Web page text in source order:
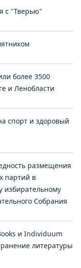
с "Тверью"
более 3500
и Ленобласти
спорт и здоровый
размещения
партий в
избирательному
Собрания
и Individuum
литературы